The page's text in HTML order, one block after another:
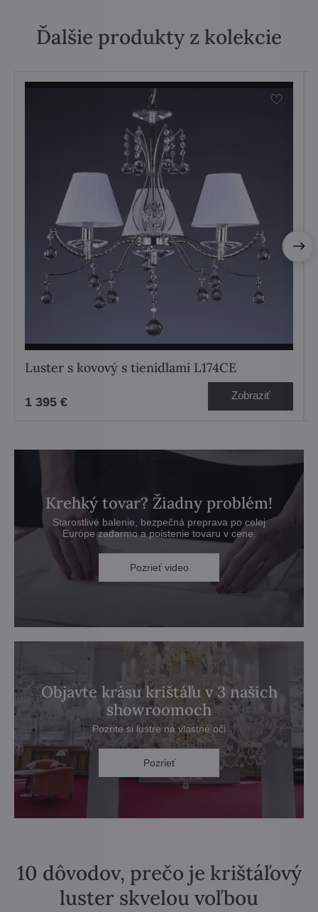
Ďalšie produkty z kolekcie
Luster s kovový s tienidlami L174CE
1 395 € Zobraziť
Krehký tovar? Žiadny problém!
Starostlivé balenie, bezpečná preprava po celej
Európe zadarmo a poistenie tovaru v cene.
Pozrieť video
Objavte krásu krištáľu v 3 našich
showroomoch
Pozrite si lustre na vlastné oči
Pozrieť
10 dôvodov, prečo je krištáľový
luster skvelou voľbou